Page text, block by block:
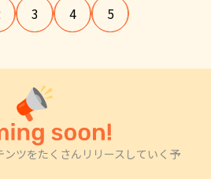
3 4 5
ツをたくさんリリースしていく予